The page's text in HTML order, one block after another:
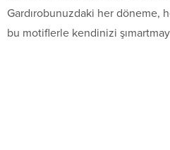
Gardırobunuzdaki her döneme,
bu motiflerle kendinizi